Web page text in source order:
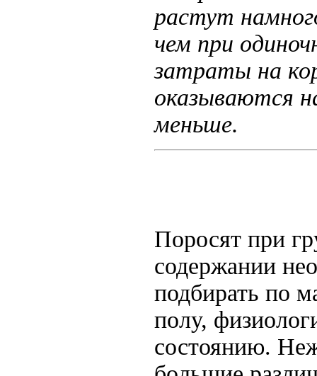
растут
чем при
затраты на
оказываются
меньше.
Поросят при
содержании
подбирать по
полу,
состоянию.